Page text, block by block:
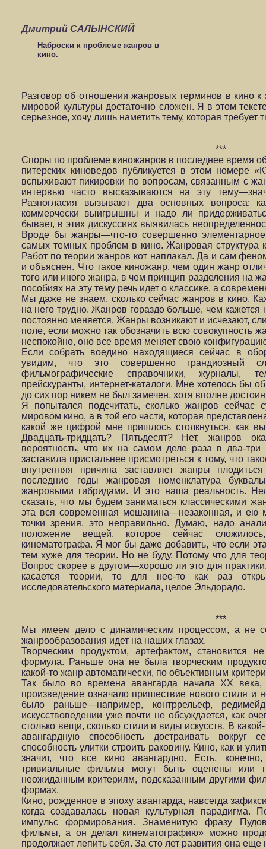
Дмитрий САЛЫНСКИЙ
Наброски к проблеме жанров в
кино.
Разговор об отношении жанровых терминов в кино к
мировой культуры достаточно сложен. Я в этом
серьезное, хочу лишь наметить тему, которая требует
***
Споры по проблеме киножанров в последнее время
питерских киноведов публикуется в этом номере
вспыхивают пикировки по вопросам, связанным с
интервью часто высказываются на эту
Разногласия вызывают два основных вопроса:
коммерчески выигрышны и надо ли
бывает, в этих дискуссиях выявилась
Вроде бы жанры—что-то совершенно
самых темных проблем в кино. Жанровая структура
Работ по теории жанров кот наплакал. Да и сам
и объяснен. Что такое киножанр, чем один жанр
того или иного жанра, в чем принцип разделения на
пособиях на эту тему речь идет о классике, а
Мы даже не знаем, сколько сейчас жанров в кино.
на него трудно. Жанров гораздо больше, чем кажется
постоянно меняется. Жанры возникают и исчезают,
поле, если можно так обозначить всю совокупность
неспокойно, оно все время меняет свою
Если собрать воедино находящиеся сейчас в
увидим, что это совершенно грандиозный
фильмографические справочники, журналы,
прейскуранты, интернет-каталоги. Мне хотелось бы
до сих пор никем не был замечен, хотя вполне
Я попытался подсчитать, сколько жанров сейчас
мировом кино, а в той его части, которая
какой же цифрой мне пришлось столкнуться, как
Двадцать-тридцать? Пятьдесят? Нет, жанров
вероятность, что их на самом деле раза в два-три
заставила пристальнее присмотреться к тому, что
внутренняя причина заставляет жанры
последние годы жанровая номенклатура
жанровыми гибридами. И это наша реальность.
сказать, что мы будем заниматься классическими
эта вся современная мешанина—незаконная, и
точки зрения, это неправильно. Думаю, надо
положение вещей, которое сейчас
кинематографа. Я мог бы даже добавить, что если
тем хуже для теории. Но не буду. Потому что для
Вопрос скорее в другом—хорошо ли это для
касается теории, то для нее-то как раз
исследовательского материала, целое Эльдорадо.
***
Мы имеем дело с динамическим процессом, а не со
жанрообразования идет на наших глазах.
Творческим продуктом, артефактом, становится
формула. Раньше она не была творческим
какой-то жанр автоматически, по объективным
Так было во времена авангарда начала XX
произведение означало пришествие нового стиля и
было раньше—например, контррельеф,
искусствоведении уже почти не обсуждается, как
столько вещи, сколько стили и виды искусств. В
авангардную способность достраивать вокруг
способность улитки строить раковину. Кино, как и
значит, что все кино авангардно. Есть,
тривиальные фильмы могут быть оценены или
неожиданным критериям, подсказанным другими
формах.
Кино, рожденное в эпоху авангарда, навсегда
когда создавалась новая культурная парадигма.
импульс формирования. Знаменитую фразу
фильмы, а он делал кинематографию» можно
продолжает лепить себя. За сто лет развития она